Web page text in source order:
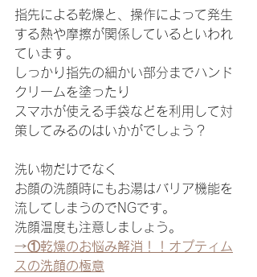
指先による乾燥と、操作によって発生
する熱や摩擦が関係しているといわれ
ています。
しっかり指先の細かい部分までハンド
クリームを塗ったり
スマホが使える手袋などを利用して対
策してみるのはいかがでしょう？
洗い物だけでなく
お顔の洗顔時にもお湯はバリア機能を
流してしまうのでNGです。
洗顔温度も注意しましょう。
→①乾燥のお悩み解消！！オプティム
スの洗顔の極意